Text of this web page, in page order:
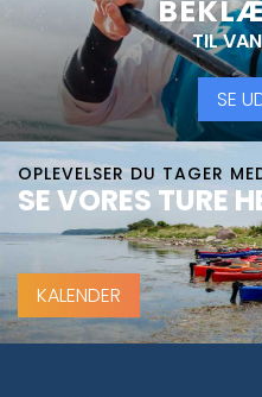
TIL
SE
OPLEVELSER DU TAGER
SE VORES TURE
KALENDER